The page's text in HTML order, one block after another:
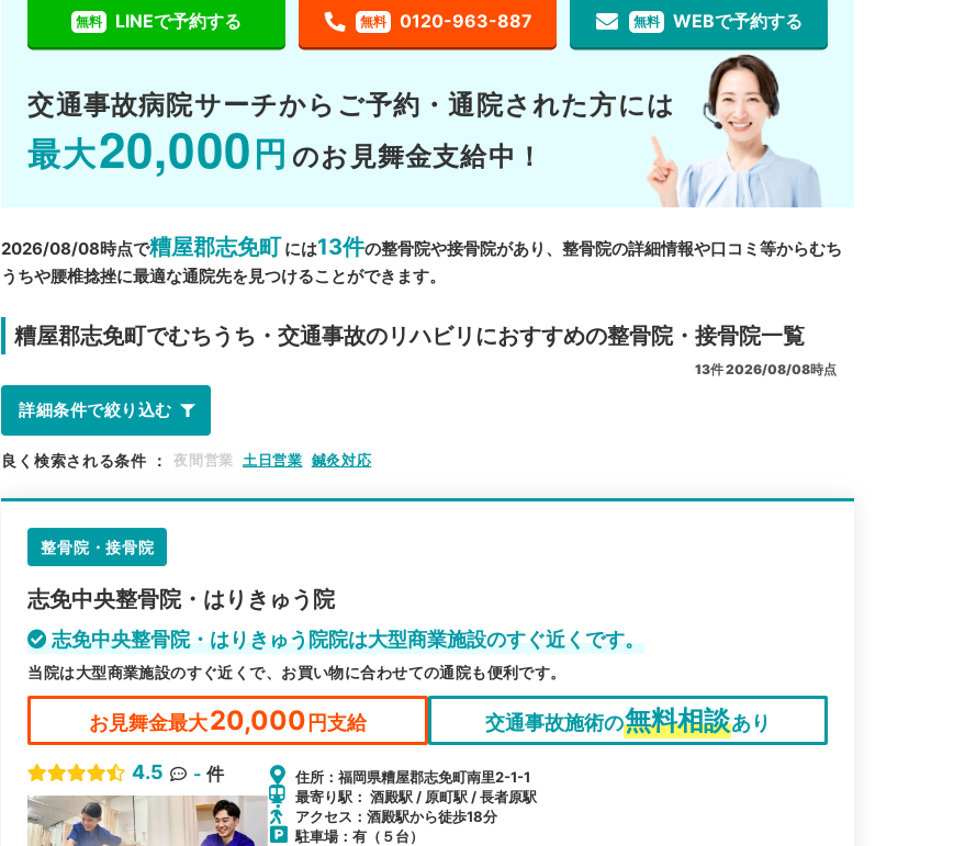
無料 LINEで予約する 無料 0120-963-887 無料 WEBで予約する
交通事故病院サーチから ご予約・通院された方には
最大20,000 円 のお見舞金支給中！
2026/08/08時点で糟屋郡志免町には13件の整骨院や接骨院があり、整骨院の詳細情報や口コミ等からむち
うちや腰椎捻挫に最適な通院先を見つけることができます。
糟屋郡志免町でむちうち・交通事故のリハビリにおすすめの整骨院・接骨院一覧
13件2026/08/08時点
詳細条件で絞り込む
良く検索される条件 ： 夜間営業 土日営業 鍼灸対応
整骨院・接骨院
志免中央整骨院・はりきゅう院
志免中央整骨院・はりきゅう院院は大型商業施設のすぐ近くです。
当院は大型商業施設のすぐ近くで、お買い物に合わせての通院も便利です。
お見舞金最大20,000円支給 交通事故施術の無料相談あり
4.5 - 件
住所：福岡県糟屋郡志免町南里2-1-1
最寄り駅： 酒殿駅 / 原町駅 / 長者原駅
アクセス：酒殿駅から徒歩18分
駐車場：有（５台）